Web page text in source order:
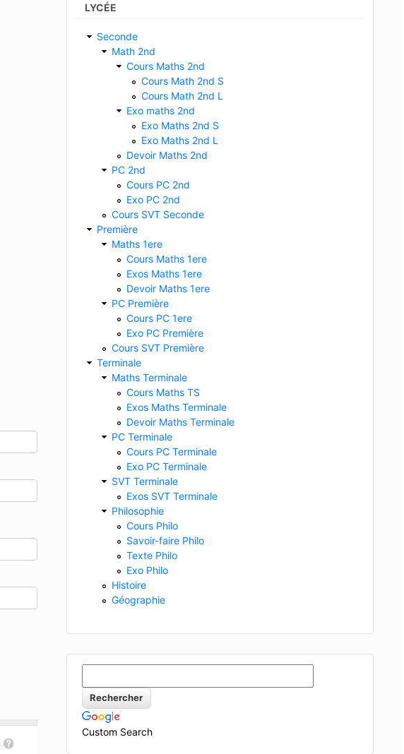
LYCÉE
Seconde
Math 2nd
Cours Maths 2nd
Cours Math 2nd S
Cours Math 2nd L
Exo maths 2nd
Exo Maths 2nd S
Exo Maths 2nd L
Devoir Maths 2nd
PC 2nd
Cours PC 2nd
Exo PC 2nd
Cours SVT Seconde
Première
Maths 1ere
Cours Maths 1ere
Exos Maths 1ere
Devoir Maths 1ere
PC Première
Cours PC 1ere
Exo PC Première
Cours SVT Première
Terminale
Maths Terminale
Cours Maths TS
Exos Maths Terminale
Devoir Maths Terminale
PC Terminale
Cours PC Terminale
Exo PC Terminale
SVT Terminale
Exos SVT Terminale
Philosophie
Cours Philo
Savoir-faire Philo
Texte Philo
Exo Philo
Histoire
Géographie
Custom Search